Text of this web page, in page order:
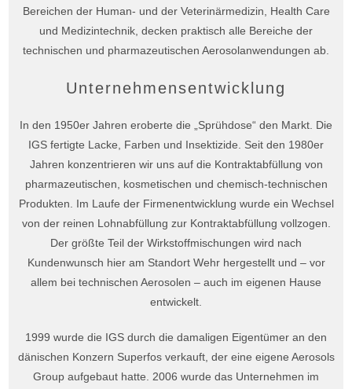
Bereichen der Human- und der Veterinärmedizin, Health Care
und Medizintechnik, decken praktisch alle Bereiche der
technischen und pharmazeutischen Aerosolanwendungen ab.
Unternehmensentwicklung
In den 1950er Jahren eroberte die „Sprühdose“ den Markt. Die
IGS fertigte Lacke, Farben und Insektizide. Seit den 1980er
Jahren konzentrieren wir uns auf die Kontraktabfüllung von
pharmazeutischen, kosmetischen und chemisch-technischen
Produkten. Im Laufe der Firmenentwicklung wurde ein Wechsel
von der reinen Lohnabfüllung zur Kontraktabfüllung vollzogen.
Der größte Teil der Wirkstoffmischungen wird nach
Kundenwunsch hier am Standort Wehr hergestellt und – vor
allem bei technischen Aerosolen – auch im eigenen Hause
entwickelt.
1999 wurde die IGS durch die damaligen Eigentümer an den
dänischen Konzern Superfos verkauft, der eine eigene Aerosols
Group aufgebaut hatte. 2006 wurde das Unternehmen im